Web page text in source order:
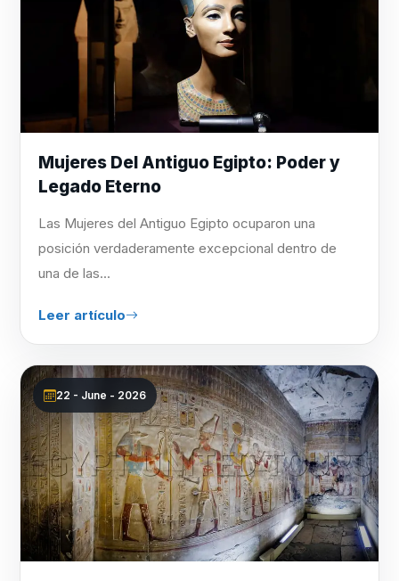
Mujeres Del Antiguo Egipto: Poder y
Legado Eterno
Las Mujeres del Antiguo Egipto ocuparon una
posición verdaderamente excepcional dentro de
una de las...
Leer artículo
22 - June - 2026